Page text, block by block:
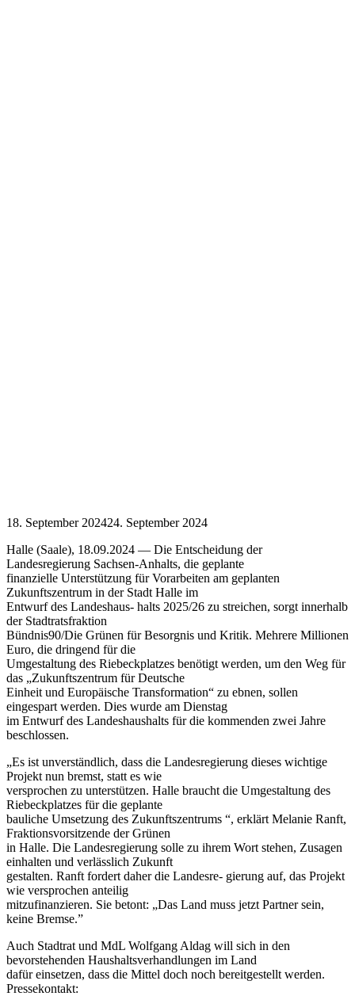
18. September 202424. September 2024
Halle (Saale), 18.09.2024 — Die Entscheidung der
Landesregierung Sachsen-Anhalts, die geplante
finanzielle Unterstützung für Vorarbeiten am geplanten
Zukunftszentrum in der Stadt Halle im
Entwurf des Landeshaus- halts 2025/26 zu streichen, sorgt innerhalb
der Stadtratsfraktion
Bündnis90/Die Grünen für Besorgnis und Kritik. Mehrere Millionen
Euro, die dringend für die
Umgestaltung des Riebeckplatzes benötigt werden, um den Weg für
das „Zukunftszentrum für Deutsche
Einheit und Europäische Transformation“ zu ebnen, sollen
eingespart werden. Dies wurde am Dienstag
im Entwurf des Landeshaushalts für die kommenden zwei Jahre
beschlossen.
„Es ist unverständlich, dass die Landesregierung dieses wichtige
Projekt nun bremst, statt es wie
versprochen zu unterstützen. Halle braucht die Umgestaltung des
Riebeckplatzes für die geplante
bauliche Umsetzung des Zukunftszentrums “, erklärt Melanie Ranft,
Fraktionsvorsitzende der Grünen
in Halle. Die Landesregierung solle zu ihrem Wort stehen, Zusagen
einhalten und verlässlich Zukunft
gestalten. Ranft fordert daher die Landesre- gierung auf, das Projekt
wie versprochen anteilig
mitzufinanzieren. Sie betont: „Das Land muss jetzt Partner sein,
keine Bremse.”
Auch Stadtrat und MdL Wolfgang Aldag will sich in den
bevorstehenden Haushaltsverhandlungen im Land
dafür einsetzen, dass die Mittel doch noch bereitgestellt werden.
Pressekontakt: